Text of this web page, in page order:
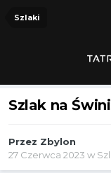
Szlaki
Szlak na
Przez Zbylon
27 Czerwca 2023 w